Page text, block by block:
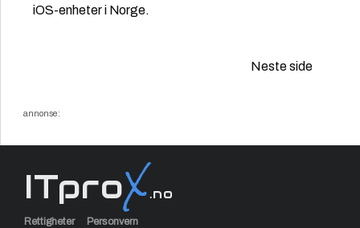
iOS-enheter i Norge.
Neste side
annonse:
ITproX.no
Rettigheter
Personvern